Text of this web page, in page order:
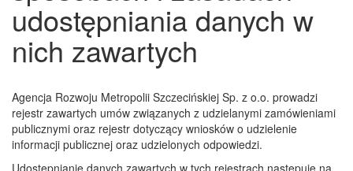
udostępniania danych w
nich zawartych
Agencja Rozwoju Metropolii Szczecińskiej Sp. z o.o. prowadzi
rejestr zawartych umów związanych z udzielanymi zamówieniami
publicznymi oraz rejestr dotyczący wniosków o udzielenie
informacji publicznej oraz udzielonych odpowiedzi.
Udostępnianie danych zawartych w tych rejestrach następuje na